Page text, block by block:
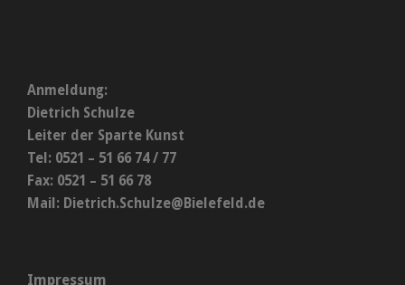
Anmeldung:
Dietrich Schulze
Leiter der Sparte Kunst
Tel: 0521 – 51 66 74 / 77
Fax: 0521 – 51 66 78
Mail: Dietrich.Schulze@Bielefeld.de
Impressum